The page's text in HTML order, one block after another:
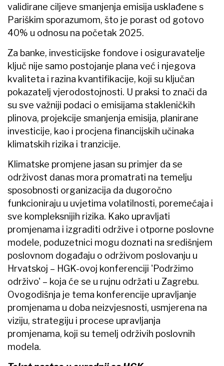
validirane ciljeve smanjenja emisija usklađene s
Pariškim sporazumom, što je porast od gotovo
40% u odnosu na početak 2025.
Za banke, investicijske fondove i osiguravatelje
ključ nije samo postojanje plana već i njegova
kvaliteta i razina kvantifikacije, koji su ključan
pokazatelj vjerodostojnosti. U praksi to znači da
su sve važniji podaci o emisijama stakleničkih
plinova, projekcije smanjenja emisija, planirane
investicije, kao i procjena financijskih učinaka
klimatskih rizika i tranzicije.
Klimatske promjene jasan su primjer da se
održivost danas mora promatrati na temelju
sposobnosti organizacija da dugoročno
funkcioniraju u uvjetima volatilnosti, poremećaja i
sve kompleksnijih rizika. Kako upravljati
promjenama i izgraditi održive i otporne poslovne
modele, poduzetnici mogu doznati na središnjem
poslovnom događaju o održivom poslovanju u
Hrvatskoj – HGK-ovoj konferenciji 'Podržimo
održivo' – koja će se u rujnu održati u Zagrebu.
Ovogodišnja je tema konferencije upravljanje
promjenama u doba neizvjesnosti, usmjerena na
viziju, strategiju i procese upravljanja
promjenama, koji su temelj održivih poslovnih
modela.